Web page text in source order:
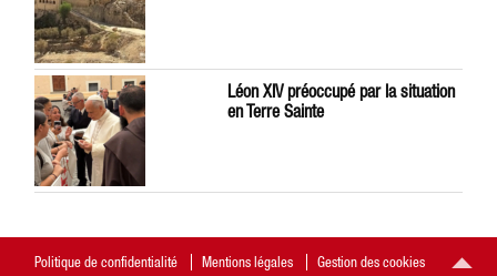
Léon XIV préoccupé par la situation
en Terre Sainte
Politique de confidentialité Mentions légales Gestion des cookies